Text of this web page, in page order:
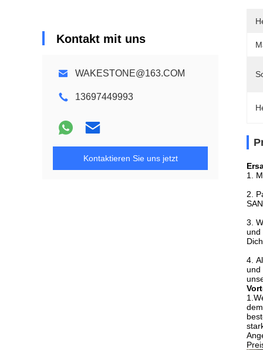
Kontakt mit uns
WAKESTONE@163.COM
13697449993
Kontaktieren Sie uns jetzt
1.
2.
3.
und
4.
und